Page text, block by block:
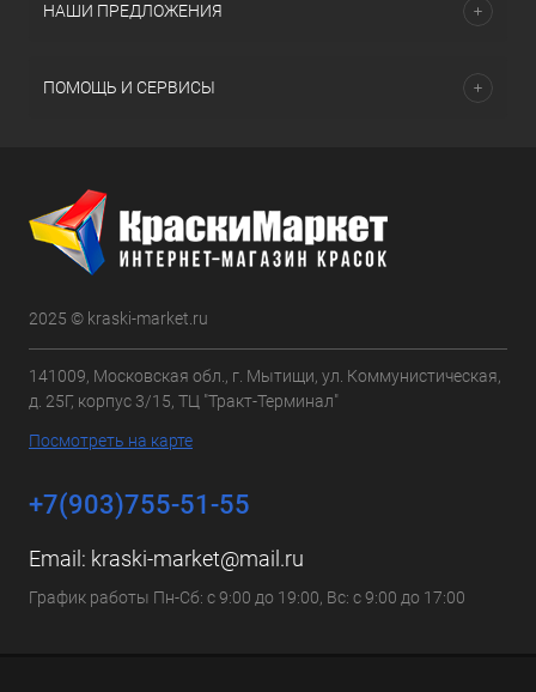
НАШИ ПРЕДЛОЖЕНИЯ
ПОМОЩЬ И СЕРВИСЫ
2025 © kraski-market.ru
141009, Московская обл., г. Мытищи, ул. Коммунистическая,
д. 25Г, корпус 3/15, ТЦ "Тракт-Терминал"
Посмотреть на карте
+7(903)755-51-55
Email: kraski-market@mail.ru
График работы Пн-Сб: с 9:00 до 19:00, Вс: с 9:00 до 17:00